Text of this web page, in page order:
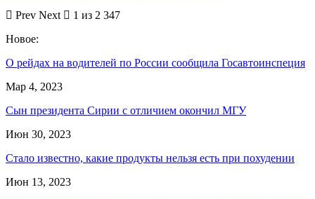
Prev Next
1 из 2 347
Новое:
О рейдах на водителей по России сообщила Госавтоинспеция
Мар 4, 2023
Сын президента Сирии с отличием окончил МГУ
Июн 30, 2023
Стало известно, какие продукты нельзя есть при похудении
Июн 13, 2023